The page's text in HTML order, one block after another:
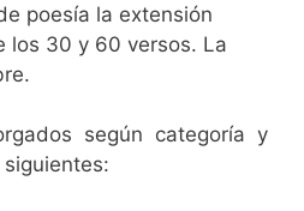
poesía la extensión
los 30 y 60 versos. La
según categoría y